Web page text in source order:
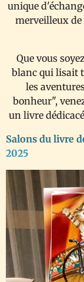
unique
merveilleux de
Que vous
blanc qui lisait
les
bonheur",
un livre
Salons du livre
2025